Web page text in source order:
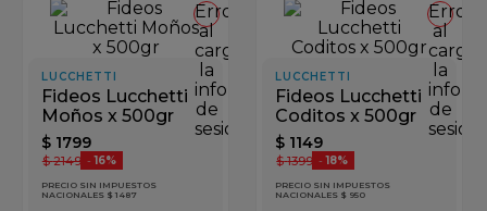
Error
al
cargar
la
información
de
sesión
LUCCHETTI
Fideos Lucchetti
Moños x 500gr
$ 1799
$ 2149 -16%
PRECIO SIN IMPUESTOS
NACIONALES $ 1487
Error
al
cargar
la
de
sesión
LUCCHETTI
Fideos Lucchetti
Coditos x 500gr
$ 1149
$ 1399 -18%
PRECIO SIN IMPUESTOS
NACIONALES $ 950